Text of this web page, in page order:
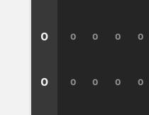
0
0
0
0
0
0
0
0
0
0